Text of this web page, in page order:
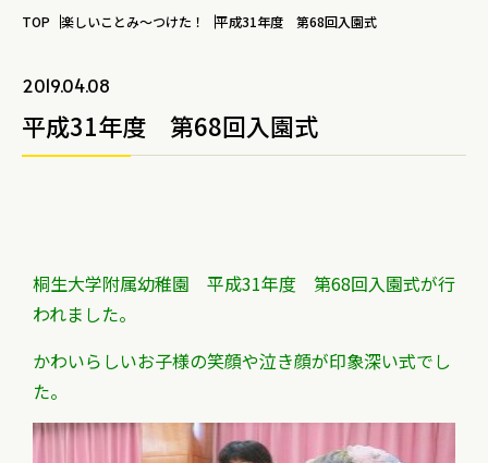
TOP 楽しいことみ～つけた！ 平成31年度 第68回入園式
2019.04.08
平成31年度 第68回入園式
桐生大学附属幼稚園 平成31年度 第68回入園式が行
われました。
かわいらしいお子様の笑顔や泣き顔が印象深い式でし
た。